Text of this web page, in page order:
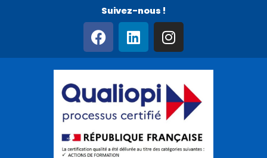
Suivez-nous !
F
a
c
e
b
o
o
k
L
i
n
k
e
d
i
n
I
n
s
t
a
g
r
a
m